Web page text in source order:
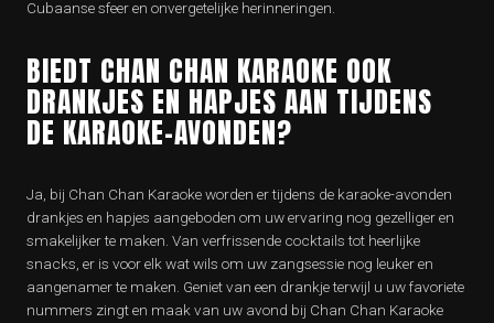
Cubaanse sfeer en onvergetelijke herinneringen.
BIEDT CHAN CHAN KARAOKE OOK
DRANKJES EN HAPJES AAN TIJDENS
DE KARAOKE-AVONDEN?
Ja, bij Chan Chan Karaoke worden er tijdens de karaoke-avonden
drankjes en hapjes aangeboden om uw ervaring nog gezelliger en
smakelijker te maken. Van verfrissende cocktails tot heerlijke
snacks, er is voor elk wat wils om uw zangsessie nog leuker en
aangenamer te maken. Geniet van een drankje terwijl u uw favoriete
nummers zingt en maak van uw avond bij Chan Chan Karaoke